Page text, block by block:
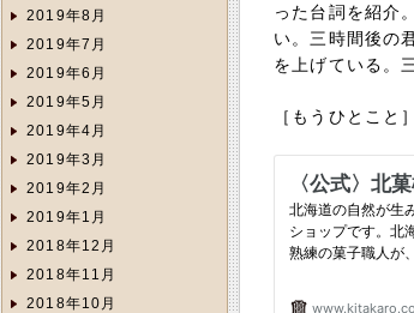
った台詞を紹介
い。三時間後の
を上げている。
［もうひとこと］
2019年8月
2019年7月
2019年6月
2019年5月
2019年4月
2019年3月
2019年2月
2019年1月
2018年12月
2018年11月
2018年10月